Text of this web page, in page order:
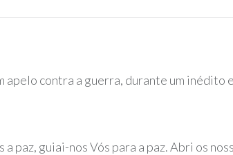
apelo contra a guerra, durante um
paz, guiai-nos Vós para a paz. Abri os